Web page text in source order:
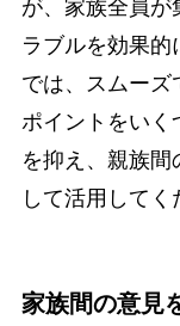
が、家族全員が
ラブルを効果的
では、スムーズ
ポイントをいく
を抑え、親族間
して活用してく
家族間の意見